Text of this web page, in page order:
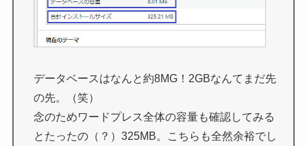
データベースはなんと約8MG！2GBなんてまだ先
の先。（笑）
念のためワードプレス全体の容量も確認してみる
とたったの（？）325MB。こちらも全然余裕でし